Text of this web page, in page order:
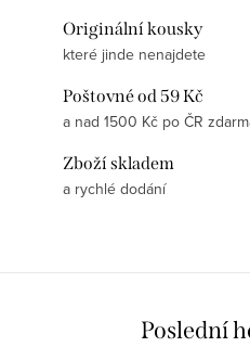
Originální kousky
které jinde nenajdete
Poštovné od 59 Kč
a nad 1500 Kč po ČR
Zboží skladem
a rychlé dodání
Poslední